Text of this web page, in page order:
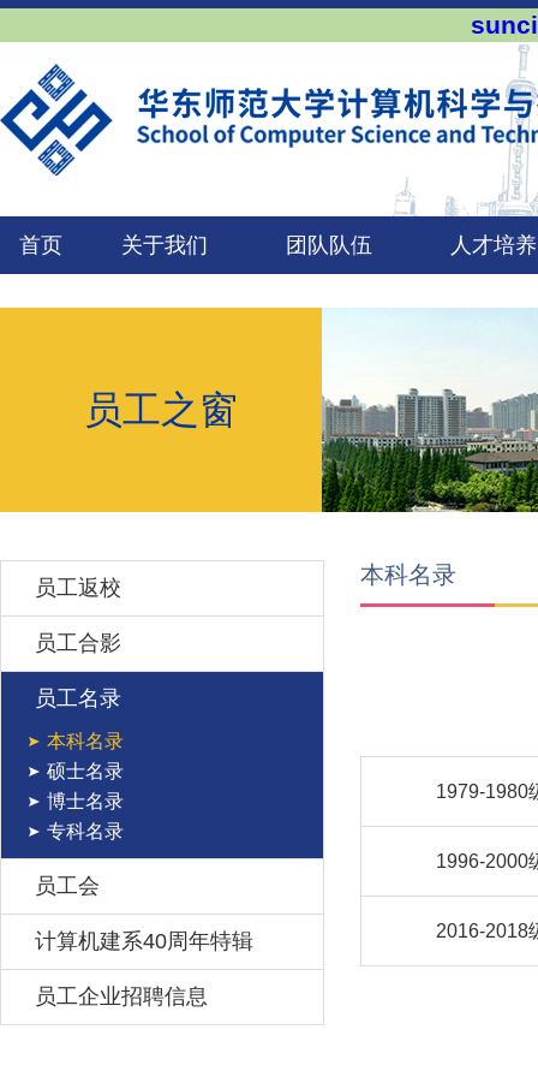
首页 关于我们 团队队伍 人才培养
员工之窗
员工返校
员工合影
员工名录
本科名录
硕士名录
博士名录
专科名录
员工会
计算机建系40周年特辑
员工企业招聘信息
本科名录
1979-1980
1996-2000
2016-2018